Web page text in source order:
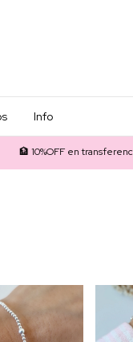
Info
💳 3